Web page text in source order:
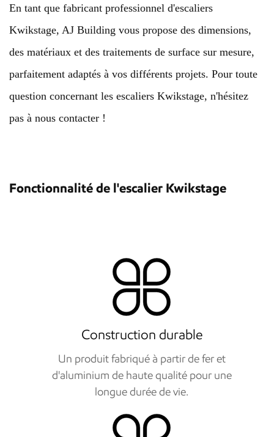
En tant que fabricant professionnel d'escaliers
Kwikstage, AJ Building vous propose des dimensions,
des matériaux et des traitements de surface sur mesure,
parfaitement adaptés à vos différents projets. Pour toute
question concernant les escaliers Kwikstage, n'hésitez
pas à nous contacter !
Fonctionnalité de l'escalier Kwikstage
Construction durable
Un produit fabriqué à partir de fer et
d'aluminium de haute qualité pour une
longue durée de vie.